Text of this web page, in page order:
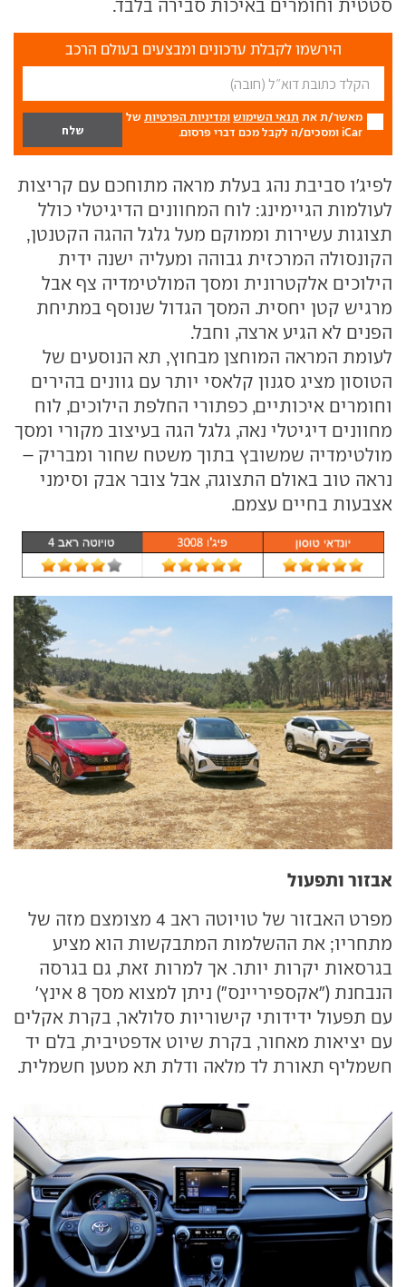
סטטית וחומרים באיכות סבירה בלבד.
הירשמו לקבלת עדכונים ומבצעים בעולם הרכב
מאשר/ת את תנאי השימוש ומדיניות הפרטיות של
iCar ומסכים/ה לקבל מכם דברי פרסום.
לפיג'ו סביבת נהג בעלת מראה מתוחכם עם קריצות
לעולמות הגיימינג: לוח המחוונים הדיגיטלי כולל
תצוגות עשירות וממוקם מעל גלגל ההגה הקטנטן,
הקונסולה המרכזית גבוהה ומעליה ישנה ידית
הילוכים אלקטרונית ומסך המולטימדיה צף אבל
מרגיש קטן יחסית. המסך הגדול שנוסף במתיחת
הפנים לא הגיע ארצה, וחבל.
לעומת המראה המוחצן מבחוץ, תא הנוסעים של
הטוסון מציג סגנון קלאסי יותר עם גוונים בהירים
וחומרים איכותיים, כפתורי החלפת הילוכים, לוח
מחוונים דיגיטלי נאה, גלגל הגה בעיצוב מקורי ומסך
מולטימדיה שמשובץ בתוך משטח שחור ומבריק –
נראה טוב באולם התצוגה, אבל צובר אבק וסימני
אצבעות בחיים עצמם.
אבזור ותפעול
מפרט האבזור של טויוטה ראב 4 מצומצם מזה של
מתחריו; את ההשלמות המתבקשות הוא מציע
בגרסאות יקרות יותר. אך למרות זאת, גם בגרסה
הנבחנת ("אקספיריינס") ניתן למצוא מסך 8 אינץ'
עם תפעול ידידותי קישוריות סלולאר, בקרת אקלים
עם יציאות מאחור, בקרת שיוט אדפטיבית, בלם יד
חשמליף תאורת לד מלאה ודלת תא מטען חשמלית.